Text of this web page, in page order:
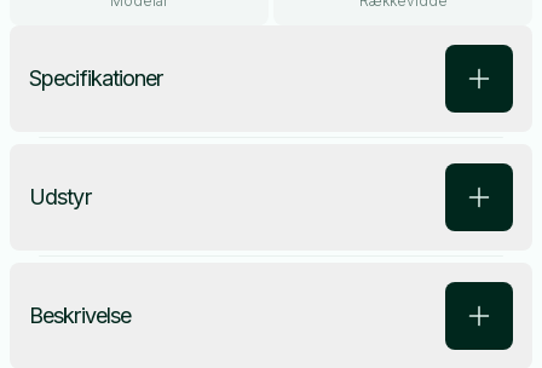
Specifikationer
Udstyr
Beskrivelse